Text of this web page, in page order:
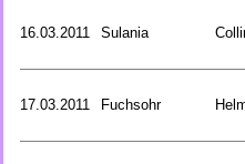
16.03.2011 Sulania
17.03.2011 Fuchsohr